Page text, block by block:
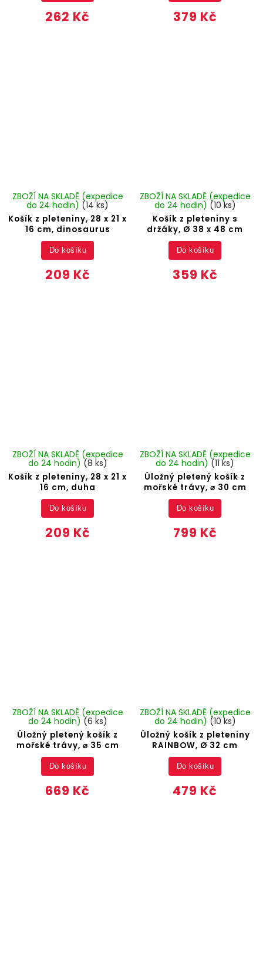
262 Kč 379 Kč
Košík z pleteniny, 28 x 21 x
16 cm, dinosaurus
ZBOŽÍ NA SKLADĚ (expedice
do 24 hodin) (14 ks)
209 Kč
Do košíku
Košík z pleteniny s
držáky, Ø 38 x 48 cm
ZBOŽÍ NA SKLADĚ (expedice
do 24 hodin) (10 ks)
359 Kč
Do košíku
Košík z pleteniny, 28 x 21 x
16 cm, duha
ZBOŽÍ NA SKLADĚ (expedice
do 24 hodin) (8 ks)
209 Kč
Do košíku
Úložný pletený košík z
mořské trávy, ⌀ 30 cm
ZBOŽÍ NA SKLADĚ (expedice
do 24 hodin) (11 ks)
799 Kč
Do košíku
Úložný pletený košík z
mořské trávy, ⌀ 35 cm
ZBOŽÍ NA SKLADĚ (expedice
do 24 hodin) (6 ks)
669 Kč
Do košíku
Úložný košík z pleteniny
RAINBOW, Ø 32 cm
ZBOŽÍ NA SKLADĚ (expedice
do 24 hodin) (10 ks)
479 Kč
Do košíku